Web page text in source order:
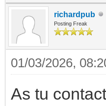
richardpub
Posting Freak
01/03/2026,
As tu